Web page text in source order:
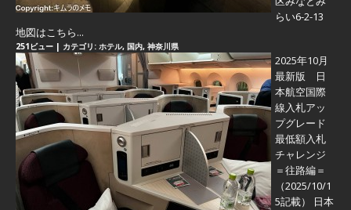
らい6-2-13
地図はこちら...
251ビュー | カテゴリ: ホテル, 国内, 神奈川県
2025年10月
最新版 日
本航空国際
線入札アッ
プグレード
最低額入札
チャレンジ
＝往路編＝
（2025/10/1
5記載） 日本